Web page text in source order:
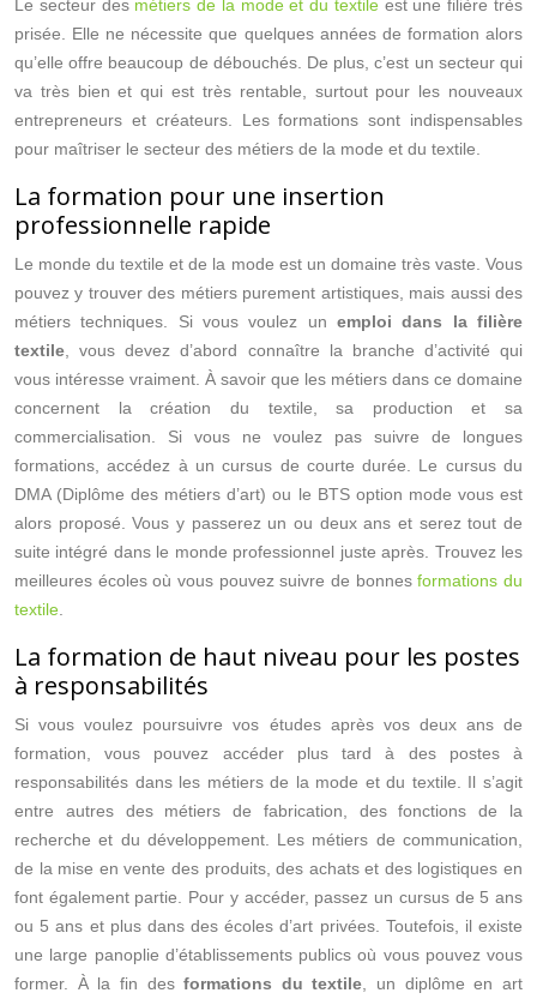
Le secteur des métiers de la mode et du textileest une filière très
prisée. Elle ne nécessite que quelques années de formation alors
qu’elle offre beaucoup de débouchés. De plus, c’est un secteur qui
va très bien et qui est très rentable, surtout pour les nouveaux
entrepreneurs et créateurs. Les formations sont indispensables
pour maîtriser le secteur des métiers de la mode et du textile.
La formation pour une insertion
professionnelle rapide
Le monde du textile et de la mode est un domaine très vaste. Vous
pouvez y trouver des métiers purement artistiques, mais aussi des
métiers techniques. Si vous voulez un emploi dans la filière
textile , vous devez d’abord connaître la branche d’activité qui
vous intéresse vraiment. À savoir que les métiers dans ce domaine
concernent la création du textile, sa production et sa
commercialisation. Si vous ne voulez pas suivre de longues
formations, accédez à un cursus de courte durée. Le cursus du
DMA (Diplôme des métiers d’art) ou le BTS option mode vous est
alors proposé. Vous y passerez un ou deux ans et serez tout de
suite intégré dans le monde professionnel juste après. Trouvez les
meilleures écoles où vous pouvez suivre de bonnesformations du
textile
La formation de haut niveau pour les postes
à responsabilités
Si vous voulez poursuivre vos études après vos deux ans de
formation, vous pouvez accéder plus tard à des postes à
responsabilités dans les métiers de la mode et du textile. Il s’agit
entre autres des métiers de fabrication, des fonctions de la
recherche et du développement. Les métiers de communication,
de la mise en vente des produits, des achats et des logistiques en
font également partie. Pour y accéder, passez un cursus de 5 ans
ou 5 ans et plus dans des écoles d’art privées. Toutefois, il existe
une large panoplie d’établissements publics où vous pouvez vous
former. À la fin desformations du textile , un diplôme en art